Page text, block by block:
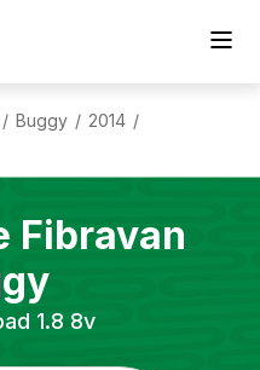
/ Buggy / 2014 /
Fibravan
1.8 8v